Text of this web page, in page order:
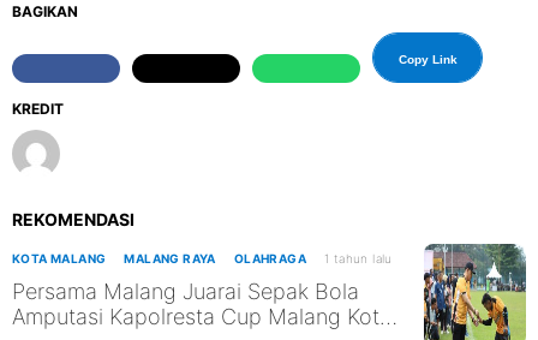
KREDIT
BAGIKAN
Copy Link
REKOMENDASI
KOTA MALANG MALANG RAYA OLAHRAGA 1 tahun lalu
Persama Malang Juarai Sepak Bola
Amputasi Kapolresta Cup Malang Kota